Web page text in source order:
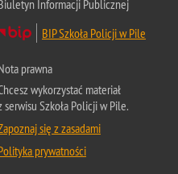
Informacji Publicznej
BIP Szkoła Policji w Pile
prawna
wykorzystać materiał
serwisu Szkoła Policji w Pile.
się z zasadami
prywatności